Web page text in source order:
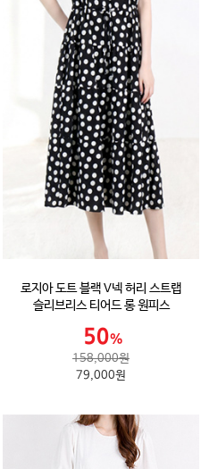
로지아 도트 블랙 V넥 허리 스트랩
슬리브리스 티어드 롱 원피스
158,000원
79,000원